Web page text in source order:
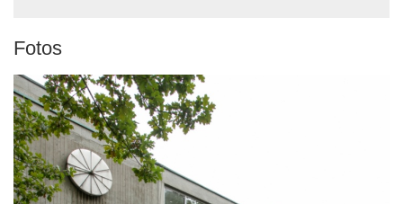
Fotos